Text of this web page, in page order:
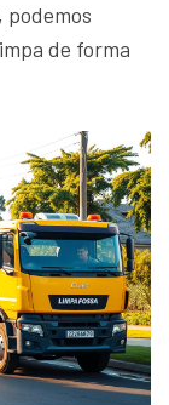
podemos
de forma